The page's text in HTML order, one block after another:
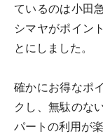
ているのは小田
シマヤがポイン
とにしました。
確かにお得なポ
クし、無駄のな
パートの利用が